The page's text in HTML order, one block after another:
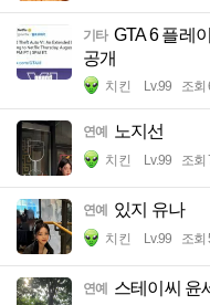
기타 GTA 6 플레
공개
치킨 Lv.99 조회
연예 노지선
치킨 Lv.99 조회
연예 있지 유나
치킨 Lv.99 조회
연예 스테이씨 윤